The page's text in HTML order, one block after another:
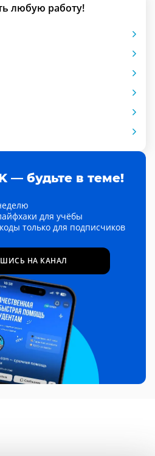
любую работу!
— будьте в теме!
для учёбы
только для подписчиков
НА КАНАЛ